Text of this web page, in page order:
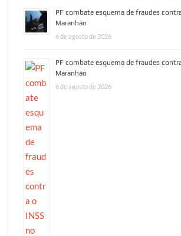
PF combate esquema de fraudes
Maranhão
6 de agosto de 2026
PF combate esquema de fraudes
Maranhão
6 de agosto de 2026